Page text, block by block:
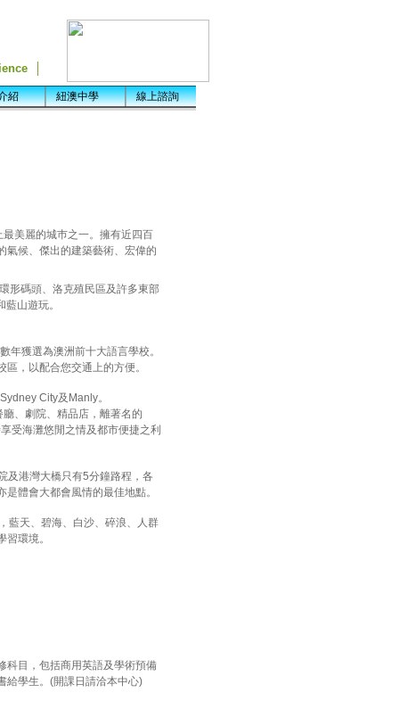
美麗的城巿之一。擁有近四百
氣候、傑出的建築藝術、宏偉的
形碼頭、洛克殖民區及許多東部
藍山遊玩。
年獲選為澳洲前十大語言學校。
，以配合您交通上的方便。
City及Manly。
、劇院、精品店，離著名的
享受海灘悠閒之情及都市便捷之利
及港灣大橋只有5分鐘路程，各
是體會大都會風情的最佳地點。
藍天、碧海、白沙、碎浪、人群
環境。
科目，包括商用英語及學術預備
給學生。(開課日請洽本中心)